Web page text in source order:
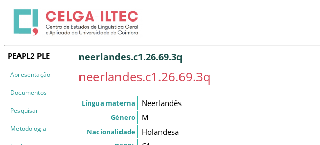
PEAPL2 PLE
Apresentação
Documentos
Pesquisar
Metodologia
neerlandes.c1.26.69.3q
neerlandes.c1.26.69.3q
Língua materna Neerlandês
Género M
Nacionalidade Holandesa